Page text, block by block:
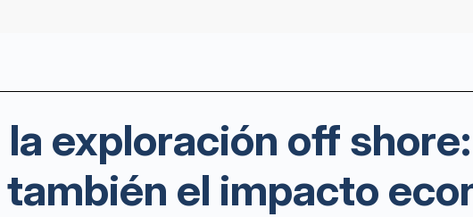
la exploración off
el impacto